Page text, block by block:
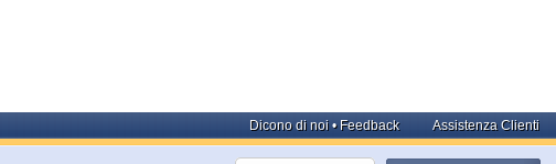
Assistenza Clienti
Dicono di noi • Feedback